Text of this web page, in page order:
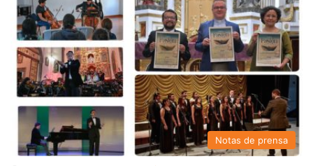
Notas de prensa